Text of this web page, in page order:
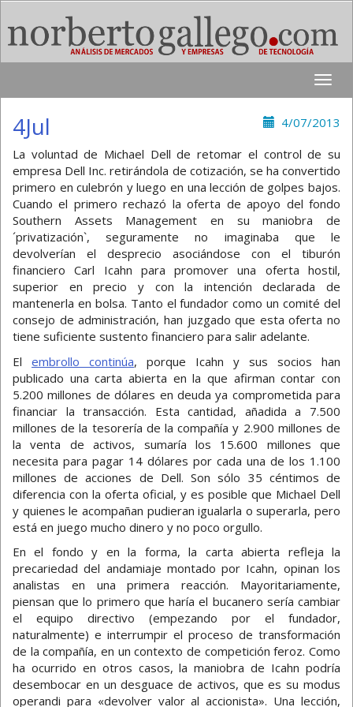
Toggle
4/07/2013
4Jul
La voluntad de Michael Dell de retomar el control de su
empresa Dell Inc. retirándola de cotización, se ha convertido
primero en culebrón y luego en una lección de golpes bajos.
Cuando el primero rechazó la oferta de apoyo del fondo
Southern Assets Management en su maniobra de
´privatización`, seguramente no imaginaba que le
devolverían el desprecio asociándose con el tiburón
financiero Carl Icahn para promover una oferta hostil,
superior en precio y con la intención declarada de
mantenerla en bolsa. Tanto el fundador como un comité del
consejo de administración, han juzgado que esta oferta no
tiene suficiente sustento financiero para salir adelante.
El embrollo continúa, porque Icahn y sus socios han
publicado una carta abierta en la que afirman contar con
5.200 millones de dólares en deuda ya comprometida para
financiar la transacción. Esta cantidad, añadida a 7.500
millones de la tesorería de la compañía y 2.900 millones de
la venta de activos, sumaría los 15.600 millones que
necesita para pagar 14 dólares por cada una de los 1.100
millones de acciones de Dell. Son sólo 35 céntimos de
diferencia con la oferta oficial, y es posible que Michael Dell
y quienes le acompañan pudieran igualarla o superarla, pero
está en juego mucho dinero y no poco orgullo.
En el fondo y en la forma, la carta abierta refleja la
precariedad del andamiaje montado por Icahn, opinan los
analistas en una primera reacción. Mayoritariamente,
piensan que lo primero que haría el bucanero sería cambiar
el equipo directivo (empezando por el fundador,
naturalmente) e interrumpir el proceso de transformación
de la compañía, en un contexto de competición feroz. Como
ha ocurrido en otros casos, la maniobra de Icahn podría
desembocar en un desguace de activos, que es su modus
operandi para «devolver valor al accionista». Una lección,